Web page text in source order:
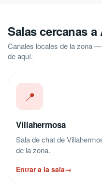
Salas cercanas
Canales locales de la zona
de aquí.
📍
Villahermosa
Sala de chat de
de la zona.
Entrar a la sala→